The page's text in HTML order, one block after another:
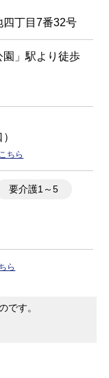
四丁目7番32号
」駅より徒歩
ちら
要介護1～5
ら
です。